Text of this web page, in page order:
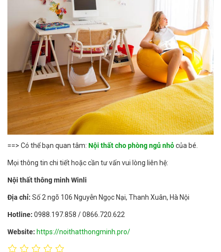
==> Có thể bạn quan tâm: Nội thất cho phòng ngủ nhỏcủa bé.
Mọi thông tin chi tiết hoặc cần tư vấn vui lòng liên hệ:
Nội thất thông minh Winli
Địa chỉ: Số 2 ngõ 106 Nguyễn Ngọc Nại, Thanh Xuân, Hà Nội
Hotline: 0988.197.858 / 0866.720.622
Website: https://noithatthongminh.pro/